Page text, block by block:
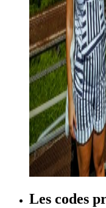
Les codes